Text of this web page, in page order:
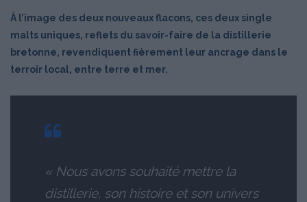
À l’image des deux nouveaux flacons, ces deux single
malts uniques, reflets du savoir-faire de la distillerie
bretonne, revendiquent fièrement leur ancrage dans le
terroir local, entre terre et mer.
« Nous avons souhaité mettre la
distillerie, son histoire et son univers